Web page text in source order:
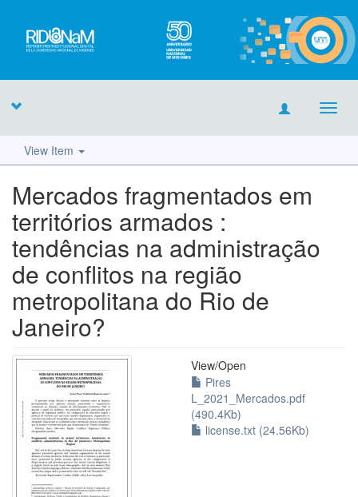
View Item
Mercados fragmentados em
territórios armados :
tendências na administração
de conflitos na região
metropolitana do Rio de
Janeiro?
View/Open
Pires
L_2021_Mercados.pdf
(490.4Kb)
license.txt (24.56Kb)